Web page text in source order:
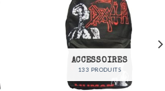
ACCESSOIRES
133 PRODUITS